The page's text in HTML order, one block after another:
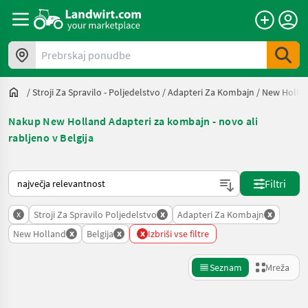
Prebrskaj ponudbe
/Stroji Za Spravilo - Poljedelstvo /Adapteri Za Kombajn / New
Nakup New Holland Adapteri za kombajn - novo ali
rabljeno v Belgija
Tako je razvrščeno na Landwirt.com
Filtri
x Stroji Za Spravilo Poljedelstvo x Adapteri Za Kombajn x
New Holland x Belgija x x Izbriši vse filtre
Seznam Mreža